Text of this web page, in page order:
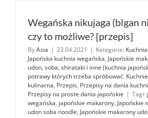
Wegańska nikujaga (bīgan
czy to możliwe? [przepis]
ByAsia | 23.04.2021 | Kategorie:
Japońska kuchnia wegańska, Japońskie
udon, soba, shirataki i inne (kuchnia
potrawy których trzeba spróbować,
kulinarna, Przepis, Przepisy na dania
Przepisy na proste dania japońskie | Tagi:
wegańska, japońskie makarony, Japońskie
udon soba noodle, Japońskie makarony